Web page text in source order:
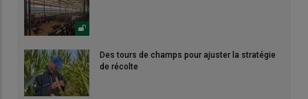
Des tours de champs pour ajuster la stratégie
de récolte